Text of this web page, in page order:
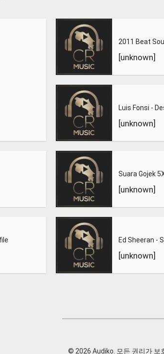
2011 Beat
[unknown]
[unknown]
Suara Gojek
[unknown]
Ed Sheeran -
[unknown]
© 2026 Audiko. 모든 권리가 보